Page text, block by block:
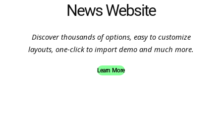
News Website
Discover thousands of options, easy to customize
layouts, one-click to import demo and much more.
Learn More